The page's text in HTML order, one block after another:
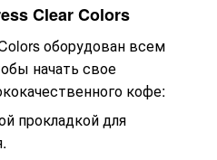
Clear Colors
оборудован всем
начать свое
кофе:
прокладкой для